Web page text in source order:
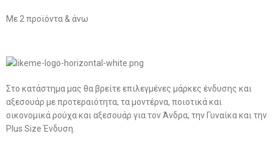
Με 2 προϊόντα & άνω
Στο κατάστημα μας θα βρείτε επιλεγμένες μάρκες ένδυσης και
αξεσουάρ με προτεραιότητα, τα μοντέρνα, ποιοτικά και
οικονομικά ρούχα και αξεσουάρ για τον Άνδρα, την Γυναίκα και την
Plus Size Ένδυση.